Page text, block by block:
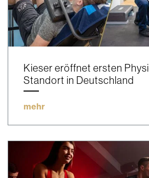
Kieser eröffnet ersten
Standort in Deutschland
mehr